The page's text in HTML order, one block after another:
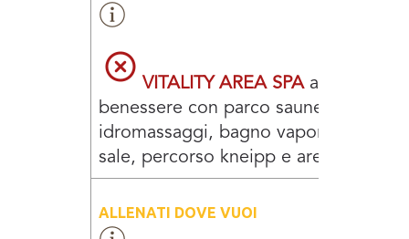
VITALITY AREA SPA area
benessere con parco saune, lagune
idromassaggi, bagno vapore, stanza
sale, percorso kneipp e area relax
ALLENATI DOVE VUOI